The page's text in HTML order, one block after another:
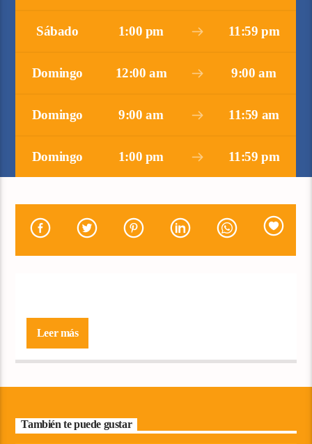
Sábado 1:00 pm 11:59 pm
Domingo 12:00 am 9:00 am
Domingo 9:00 am 11:59 am
Domingo 1:00 pm 11:59 pm
Leer más
También te puede gustar